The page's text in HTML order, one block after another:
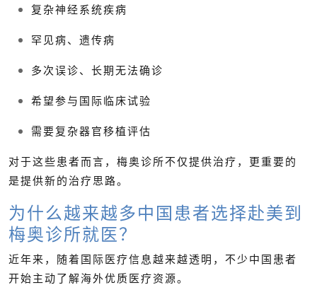
复杂神经系统疾病
罕见病、遗传病
多次误诊、长期无法确诊
希望参与国际临床试验
需要复杂器官移植评估
对于这些患者而言，梅奥诊所不仅提供治疗，更重要的
是提供新的治疗思路。
为什么越来越多中国患者选择赴美到
梅奥诊所就医？
近年来，随着国际医疗信息越来越透明，不少中国患者
开始主动了解海外优质医疗资源。